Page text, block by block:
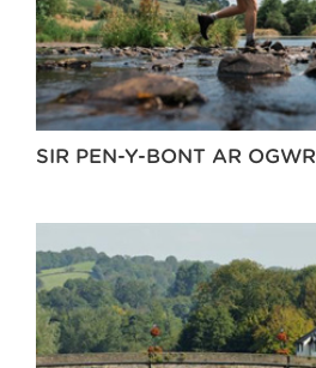
SIR PEN-Y-BONT AR OGWR